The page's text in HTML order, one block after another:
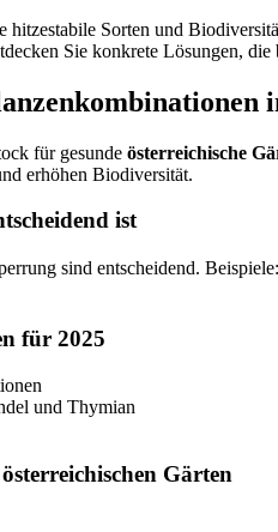
hitzestabile Sorten und
Sie konkrete Lösungen, die
für gesunde österreichische
erhöhen Biodiversität.
ist
sind entscheidend.
für 2025
und Thymian
Gärten